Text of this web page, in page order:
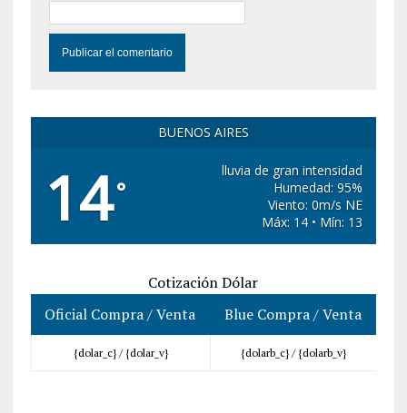
BUENOS AIRES
14°
lluvia de gran intensidad
Humedad: 95%
Viento: 0m/s NE
Máx: 14 • Mín: 13
Cotización Dólar
Oficial Compra / Venta
Blue Compra / Venta
{dolar_c} / {dolar_v} {dolarb_c} / {dolarb_v}